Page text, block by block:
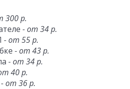
300 р.
- от 34 р.
- от 55 р.
- от 43 р.
- от 34 р.
40 р.
- от 36 р.